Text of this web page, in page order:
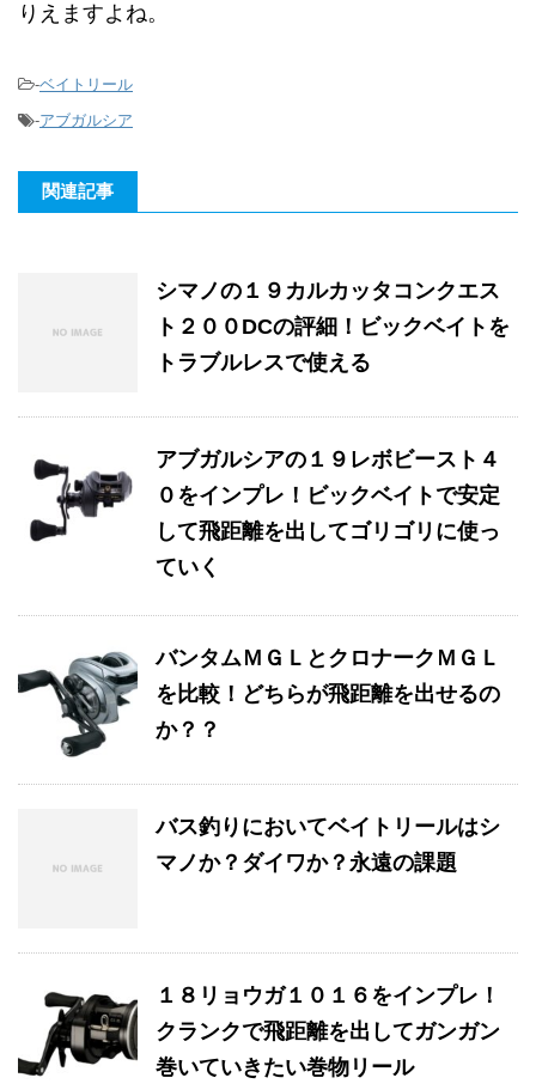
りえますよね。
-ベイトリール
-アブガルシア
関連記事
シマノの１９カルカッタコンクエス
ト２００DCの評細！ビックベイトを
トラブルレスで使える
アブガルシアの１９レボビースト４
０をインプレ！ビックベイトで安定
して飛距離を出してゴリゴリに使っ
ていく
バンタムＭＧＬとクロナークＭＧＬ
を比較！どちらが飛距離を出せるの
か？？
バス釣りにおいてベイトリールはシ
マノか？ダイワか？永遠の課題
１８リョウガ１０１６をインプレ！
クランクで飛距離を出してガンガン
巻いていきたい巻物リール